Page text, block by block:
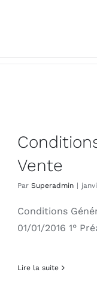
Vente
Par Superadmin |
Conditions
01/01/2016 1°
Lire la suite